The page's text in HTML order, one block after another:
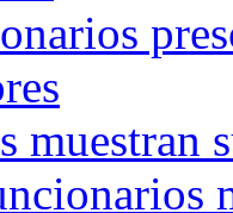
muestran